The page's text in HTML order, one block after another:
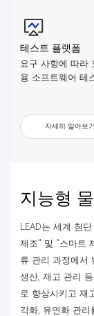
테스트 플랫폼
요구 사항에 따라
용 소프트웨어 테
자세히 알아보기
지능형
LEAD는 세계 첨
제조" 및 "스마트
류 관리 과정에서
생산, 재고 관리
로 향상시키고 재
각화, 유연화 관리